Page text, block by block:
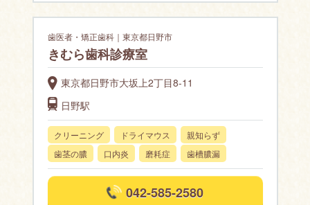
歯医者・矯正歯科｜東京都日野市
きむら歯科診療室
東京都日野市大坂上2丁目8-11
日野駅
クリーニング ドライマウス
親知らず
歯茎の膿
口内炎 磨耗症 歯槽膿漏
042-585-2580